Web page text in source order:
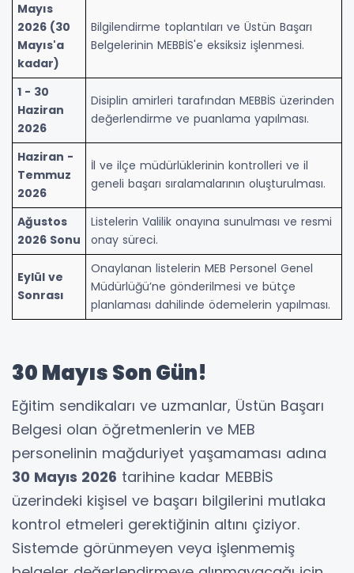
Mayıs
2026 (30
Mayıs'a
kadar)
Bilgilendirme toplantıları ve Üstün Başarı
Belgelerinin MEBBİS'e eksiksiz işlenmesi.
1 - 30
Haziran
2026
Disiplin amirleri tarafından MEBBİS üzerinden
değerlendirme ve puanlama yapılması.
Haziran -
Temmuz
2026
İl ve ilçe müdürlüklerinin kontrolleri ve il
geneli başarı sıralamalarının oluşturulması.
Ağustos
2026 Sonu
Listelerin Valilik onayına sunulması ve resmi
onay süreci.
Eylül ve
Sonrası
Onaylanan listelerin MEB Personel Genel
Müdürlüğü’ne gönderilmesi ve bütçe
planlaması dahilinde ödemelerin yapılması.
30 Mayıs Son Gün!
Eğitim sendikaları ve uzmanlar, Üstün Başarı
Belgesi olan öğretmenlerin ve MEB
personelinin mağduriyet yaşamaması adına
30 Mayıs 2026 tarihine kadar MEBBİS
üzerindeki kişisel ve başarı bilgilerini mutlaka
kontrol etmeleri gerektiğinin altını çiziyor.
Sistemde görünmeyen veya işlenmemiş